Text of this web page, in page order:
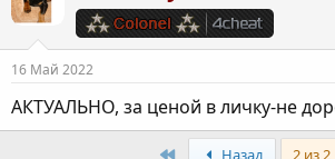
е
ы
ч
а
л
16 Май 2022
АКТУАЛЬНО, за ценой в личку-не
First Назад 2 из 2